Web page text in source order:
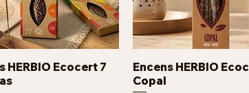
Aperçu rapide
HERBIO Ecocert 7
Aperçu rapide
Encens HERBIO
Copal